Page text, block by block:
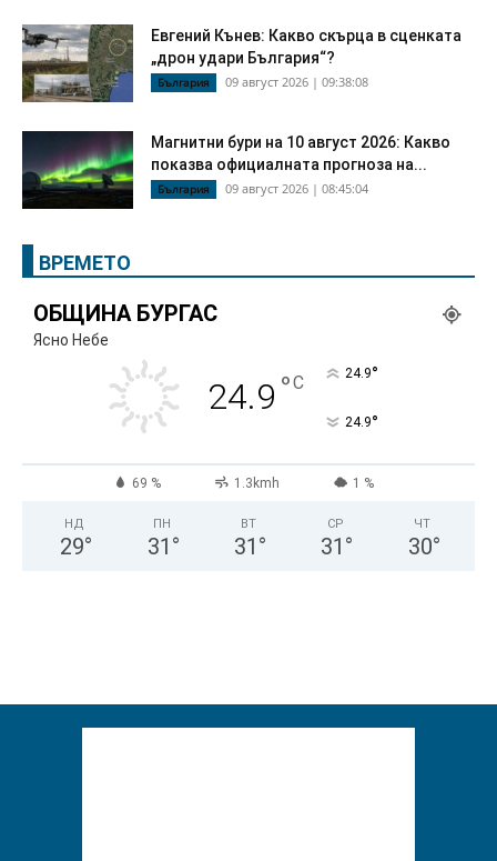
Евгений Кънев: Какво скърца в сценката
„дрон удари България“?
България 09 август 2026 | 09:38:08
Магнитни бури на 10 август 2026: Какво
показва официалната прогноза на...
България 09 август 2026 | 08:45:04
ВРЕМЕТО
ОБЩИНА БУРГАС
Ясно Небе
24.9 °C 24.9°
24.9°
69 % 1.3kmh 1 %
НД
29°
ПН
31 °
ВТ
31 °
СР
31 °
ЧТ
30°